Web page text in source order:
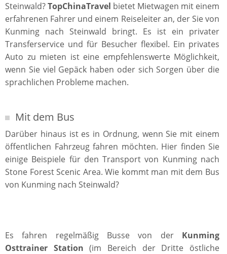
Steinwald?TopChinaTravel bietet Mietwagen mit einem
erfahrenen Fahrer und einem Reiseleiter an, der Sie von
Kunming nach Steinwald bringt. Es ist ein privater
Transferservice und für Besucher flexibel. Ein privates
Auto zu mieten ist eine empfehlenswerte Möglichkeit,
wenn Sie viel Gepäck haben oder sich Sorgen über die
sprachlichen Probleme machen.
Mit dem Bus
Darüber hinaus ist es in Ordnung, wenn Sie mit einem
öffentlichen Fahrzeug fahren möchten. Hier finden Sie
einige Beispiele für den Transport von Kunming nach
Stone Forest Scenic Area. Wie kommt man mit dem Bus
von Kunming nach Steinwald?
Es fahren regelmäßig Busse von der Kunming
Osttrainer Station (im Bereich der Dritte östliche